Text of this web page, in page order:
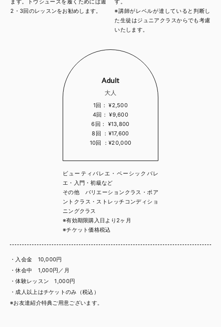
ます。トウシューズを履くためには週
2・3回のレッスンをお勧めします。
す。
※講師がレベルが達していると判断し
た生徒はジュニアクラスからでも考慮
いたします。
Adult
大人
1回： ¥2,500
4回： ¥9,600
6回： ¥13,800
8回 ：¥17,600
10回 ：¥20,000
ビューティバレエ・ベーシックバレ
エ・入門・初級など
その他 バリエーションクラス・ポア
ントクラス・ストレッチコンディショ
ニングクラス
※有効期限購入日より2ヶ月
※チケット価格税込
・入会金 10,000円
・休会中 1,000円／月
・体験レッスン 1,000円
・成人以上はチケットのみ（税込）
※お友達紹介特典ご用意ございます。